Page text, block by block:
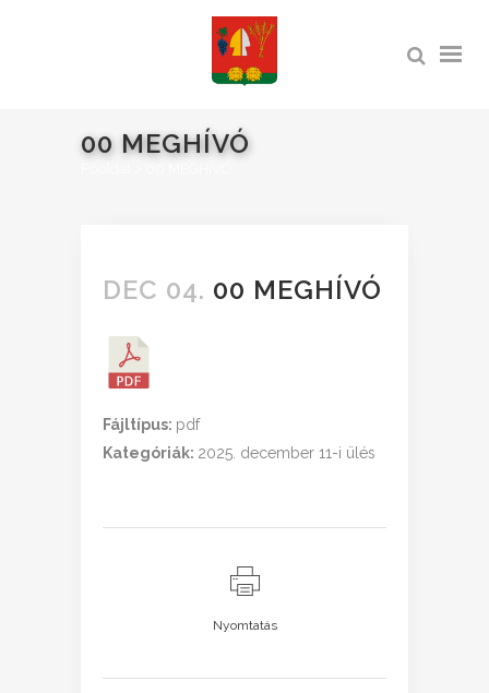
00 MEGHÍVÓ
DEC 04. 00 MEGHÍVÓ
Fájltípus: pdf
Kategóriák: 2025. december 11-i ülés
Nyomtatás